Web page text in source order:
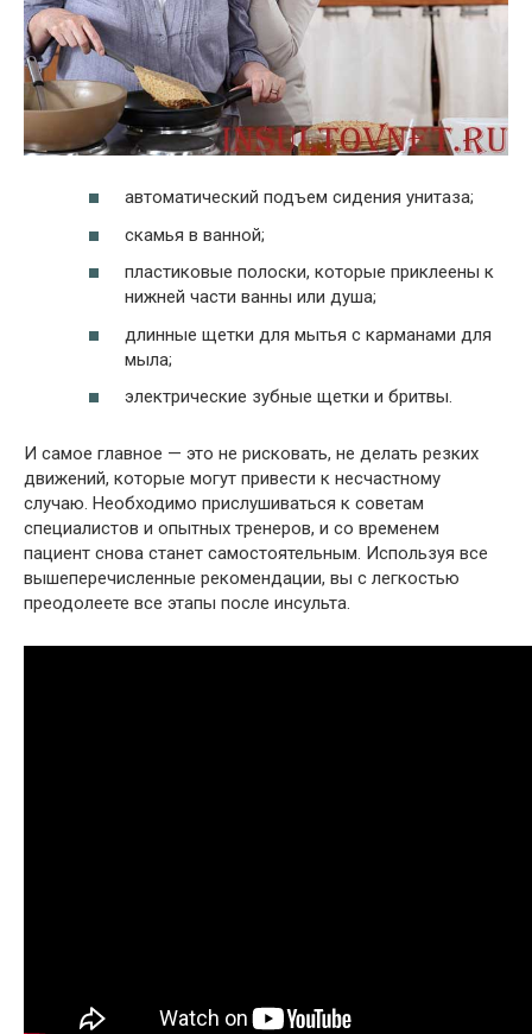
автоматический подъем сидения унитаза;
скамья в ванной;
пластиковые полоски, которые приклеены к
нижней части ванны или душа;
длинные щетки для мытья с карманами для
мыла;
электрические зубные щетки и бритвы.
И самое главное — это не рисковать, не делать резких
движений, которые могут привести к несчастному
случаю. Необходимо прислушиваться к советам
специалистов и опытных тренеров, и со временем
пациент снова станет самостоятельным. Используя все
вышеперечисленные рекомендации, вы с легкостью
преодолеете все этапы после инсульта.